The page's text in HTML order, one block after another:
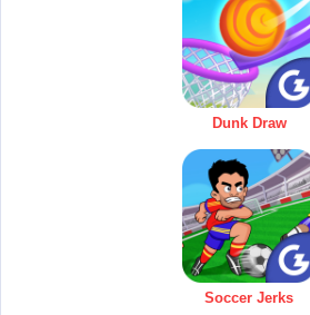
Dunk Draw
Soccer Jerks